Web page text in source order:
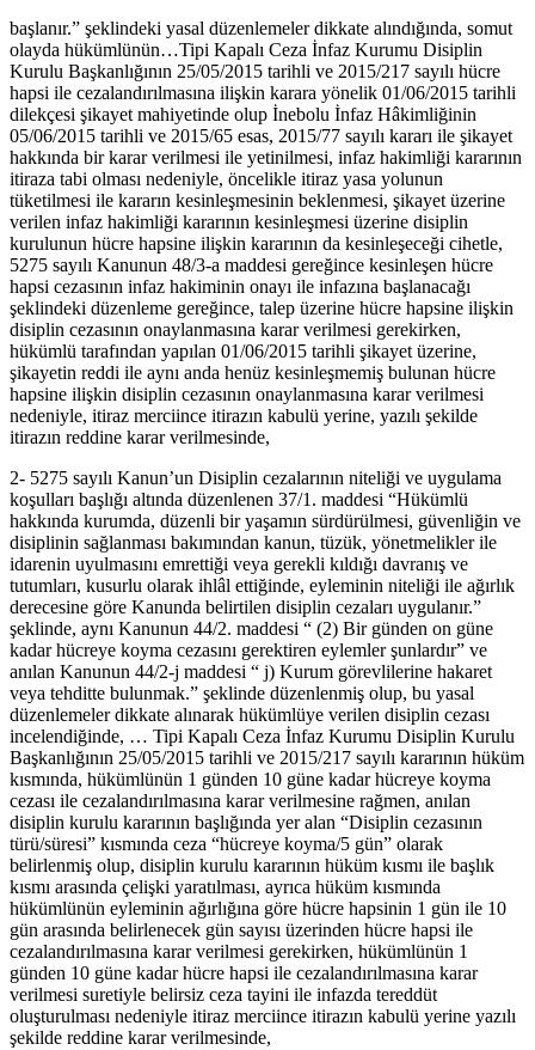
başlanır.” şeklindeki yasal düzenlemeler dikkate alındığında, somut
olayda hükümlünün…Tipi Kapalı Ceza İnfaz Kurumu Disiplin
Kurulu Başkanlığının 25/05/2015 tarihli ve 2015/217 sayılı hücre
hapsi ile cezalandırılmasına ilişkin karara yönelik 01/06/2015 tarihli
dilekçesi şikayet mahiyetinde olup İnebolu İnfaz Hâkimliğinin
05/06/2015 tarihli ve 2015/65 esas, 2015/77 sayılı kararı ile şikayet
hakkında bir karar verilmesi ile yetinilmesi, infaz hakimliği kararının
itiraza tabi olması nedeniyle, öncelikle itiraz yasa yolunun
tüketilmesi ile kararın kesinleşmesinin beklenmesi, şikayet üzerine
verilen infaz hakimliği kararının kesinleşmesi üzerine disiplin
kurulunun hücre hapsine ilişkin kararının da kesinleşeceği cihetle,
5275 sayılı Kanunun 48/3-a maddesi gereğince kesinleşen hücre
hapsi cezasının infaz hakiminin onayı ile infazına başlanacağı
şeklindeki düzenleme gereğince, talep üzerine hücre hapsine ilişkin
disiplin cezasının onaylanmasına karar verilmesi gerekirken,
hükümlü tarafından yapılan 01/06/2015 tarihli şikayet üzerine,
şikayetin reddi ile aynı anda henüz kesinleşmemiş bulunan hücre
hapsine ilişkin disiplin cezasının onaylanmasına karar verilmesi
nedeniyle, itiraz merciince itirazın kabulü yerine, yazılı şekilde
itirazın reddine karar verilmesinde,
2- 5275 sayılı Kanun’un Disiplin cezalarının niteliği ve uygulama
koşulları başlığı altında düzenlenen 37/1. maddesi “Hükümlü
hakkında kurumda, düzenli bir yaşamın sürdürülmesi, güvenliğin ve
disiplinin sağlanması bakımından kanun, tüzük, yönetmelikler ile
idarenin uyulmasını emrettiği veya gerekli kıldığı davranış ve
tutumları, kusurlu olarak ihlâl ettiğinde, eyleminin niteliği ile ağırlık
derecesine göre Kanunda belirtilen disiplin cezaları uygulanır.”
şeklinde, aynı Kanunun 44/2. maddesi “ (2) Bir günden on güne
kadar hücreye koyma cezasını gerektiren eylemler şunlardır” ve
anılan Kanunun 44/2-j maddesi “ j) Kurum görevlilerine hakaret
veya tehditte bulunmak.” şeklinde düzenlenmiş olup, bu yasal
düzenlemeler dikkate alınarak hükümlüye verilen disiplin cezası
incelendiğinde, … Tipi Kapalı Ceza İnfaz Kurumu Disiplin Kurulu
Başkanlığının 25/05/2015 tarihli ve 2015/217 sayılı kararının hüküm
kısmında, hükümlünün 1 günden 10 güne kadar hücreye koyma
cezası ile cezalandırılmasına karar verilmesine rağmen, anılan
disiplin kurulu kararının başlığında yer alan “Disiplin cezasının
türü/süresi” kısmında ceza “hücreye koyma/5 gün” olarak
belirlenmiş olup, disiplin kurulu kararının hüküm kısmı ile başlık
kısmı arasında çelişki yaratılması, ayrıca hüküm kısmında
hükümlünün eyleminin ağırlığına göre hücre hapsinin 1 gün ile 10
gün arasında belirlenecek gün sayısı üzerinden hücre hapsi ile
cezalandırılmasına karar verilmesi gerekirken, hükümlünün 1
günden 10 güne kadar hücre hapsi ile cezalandırılmasına karar
verilmesi suretiyle belirsiz ceza tayini ile infazda tereddüt
oluşturulması nedeniyle itiraz merciince itirazın kabulü yerine yazılı
şekilde reddine karar verilmesinde,